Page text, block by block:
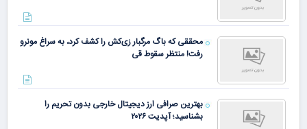
محققی که باگ مرگبار زی‌کش را کشف کرد، به سراغ مونرو
رفت! منتظر سقوط قی
بهترین صرافی ارز دیجیتال خارجی بدون تحریم را
بشناسید؛ آپدیت ۲۰۲۶